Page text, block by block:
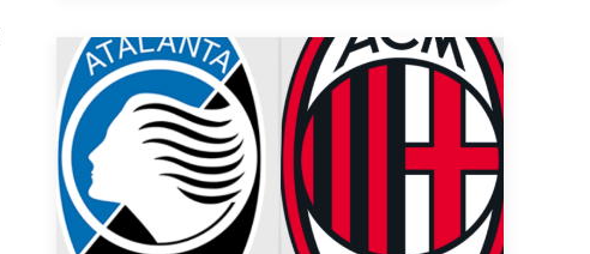
di
Sarri,
verso
l’Atalanta:
il
mister
lo
chiama